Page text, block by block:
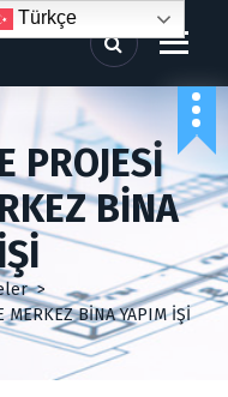
PROJESİ
BİNA
>
MERKEZ BİNA YAPIM İŞİ
Türkçe